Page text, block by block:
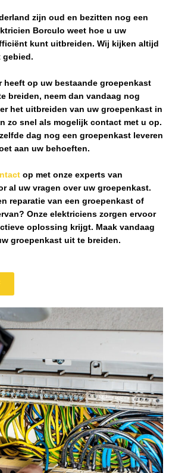
zijn oud en bezitten nog een
Borculo weet hoe u uw
kunt uitbreiden. Wij kijken altijd
gebied.
heeft op uw bestaande groepenkast
breiden, neem dan vandaag nog
het uitbreiden van uw groepenkast in
zo snel als mogelijk contact met u op.
dag nog een groepenkast leveren
aan uw behoeften.
op met onze experts van
al uw vragen over uw groepenkast.
reparatie van een groepenkast of
Onze elektriciens zorgen ervoor
oplossing krijgt. Maak vandaag
groepenkast uit te breiden.